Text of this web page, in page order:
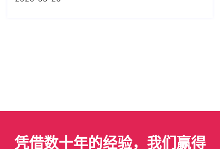
凭借数十年的经验，我们赢得